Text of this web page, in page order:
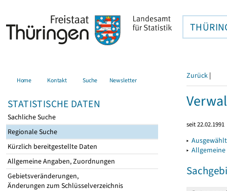
Home Kontakt Suche Newsletter
STATISTISCHE DATEN
Sachliche Suche
Regionale Suche
Kürzlich bereitgestellte Daten
Allgemeine Angaben, Zuordnungen
Gebietsveränderungen,
Änderungen zum Schlüsselverzeichnis
Zurück |
seit 22.02.1991
▸
▸